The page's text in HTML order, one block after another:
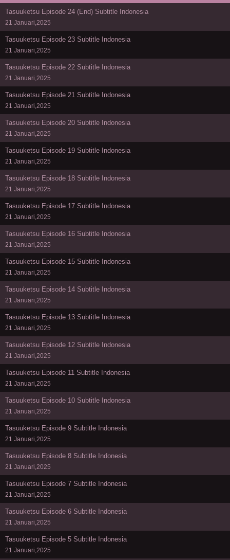
Tasuuketsu Episode 24 (End) Subtitle Indonesia
21 Januari,2025
Tasuuketsu Episode 23 Subtitle Indonesia
21 Januari,2025
Tasuuketsu Episode 22 Subtitle Indonesia
21 Januari,2025
Tasuuketsu Episode 21 Subtitle Indonesia
21 Januari,2025
Tasuuketsu Episode 20 Subtitle Indonesia
21 Januari,2025
Tasuuketsu Episode 19 Subtitle Indonesia
21 Januari,2025
Tasuuketsu Episode 18 Subtitle Indonesia
21 Januari,2025
Tasuuketsu Episode 17 Subtitle Indonesia
21 Januari,2025
Tasuuketsu Episode 16 Subtitle Indonesia
21 Januari,2025
Tasuuketsu Episode 15 Subtitle Indonesia
21 Januari,2025
Tasuuketsu Episode 14 Subtitle Indonesia
21 Januari,2025
Tasuuketsu Episode 13 Subtitle Indonesia
21 Januari,2025
Tasuuketsu Episode 12 Subtitle Indonesia
21 Januari,2025
Tasuuketsu Episode 11 Subtitle Indonesia
21 Januari,2025
Tasuuketsu Episode 10 Subtitle Indonesia
21 Januari,2025
Tasuuketsu Episode 9 Subtitle Indonesia
21 Januari,2025
Tasuuketsu Episode 8 Subtitle Indonesia
21 Januari,2025
Tasuuketsu Episode 7 Subtitle Indonesia
21 Januari,2025
Tasuuketsu Episode 6 Subtitle Indonesia
21 Januari,2025
Tasuuketsu Episode 5 Subtitle Indonesia
21 Januari,2025